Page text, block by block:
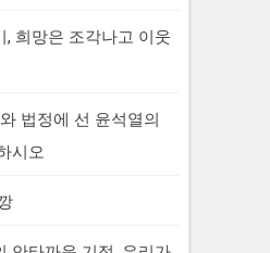
희망은 조각나고 이웃
법정에 선 윤석열의
시오